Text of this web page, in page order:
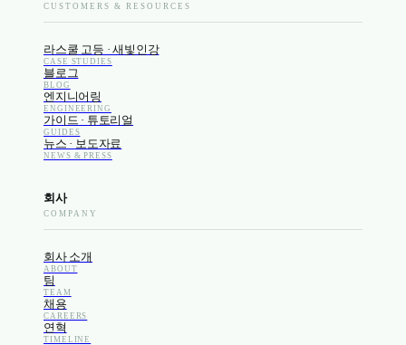
CUSTOMERS & RESOURCES
라스쿨 고등 · 새빛인강
CASE STUDIES
블로그
BLOG
엔지니어링
ENGINEERING
가이드 · 튜토리얼
GUIDES
뉴스 · 보도자료
NEWS & PRESS
회사
COMPANY
회사 소개
ABOUT
팀
TEAM
채용
CAREERS
연혁
TIMELINE